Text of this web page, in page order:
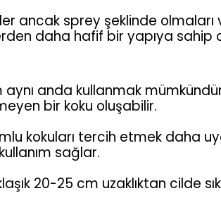
ancak sprey şeklinde
daha hafif bir yapıya sahip
anda kullanmak
bir koku oluşabilir.
kokuları tercih etmek daha
sağlar.
20-25 cm uzaklıktan cilde